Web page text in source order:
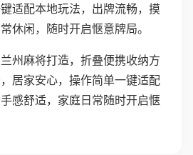
适配本地玩法，出牌流畅，摸
休闲，随时开启惬意牌局。
州麻将打造，折叠便携收纳方
居家安心，操作简单一键适配
感舒适，家庭日常随时开启惬